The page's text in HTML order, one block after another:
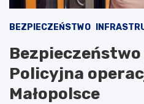
BEZPIECZEŃSTWO
Policyjna
Małopolsce